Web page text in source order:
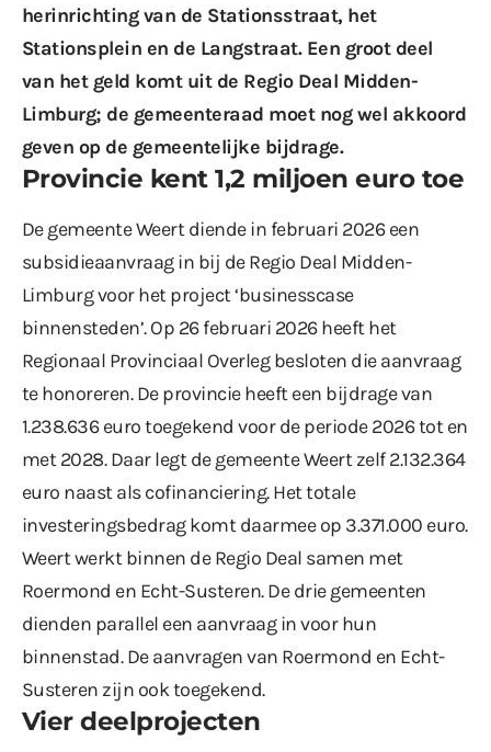
herinrichting van de Stationsstraat, het
Stationsplein en de Langstraat. Een groot deel
van het geld komt uit de Regio Deal Midden-
Limburg; de gemeenteraad moet nog wel akkoord
geven op de gemeentelijke bijdrage.
Provincie kent 1,2 miljoen euro toe
De gemeente Weert diende in februari 2026 een
subsidieaanvraag in bij de Regio Deal Midden-
Limburg voor het project ‘businesscase
binnensteden’. Op 26 februari 2026 heeft het
Regionaal Provinciaal Overleg besloten die aanvraag
te honoreren. De provincie heeft een bijdrage van
1.238.636 euro toegekend voor de periode 2026 tot en
met 2028. Daar legt de gemeente Weert zelf 2.132.364
euro naast als cofinanciering. Het totale
investeringsbedrag komt daarmee op 3.371.000 euro.
Weert werkt binnen de Regio Deal samen met
Roermond en Echt-Susteren. De drie gemeenten
dienden parallel een aanvraag in voor hun
binnenstad. De aanvragen van Roermond en Echt-
Susteren zijn ook toegekend.
Vier deelprojecten